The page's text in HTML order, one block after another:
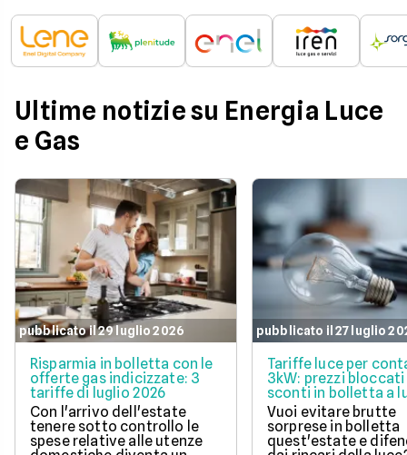
Ultime notizie su Energia Luce
e Gas
pubblicato il 29 luglio 2026
Risparmia in bolletta con le
offerte gas indicizzate: 3
tariffe di luglio 2026
Con l'arrivo dell'estate
tenere sotto controllo le
spese relative alle utenze
pubblicato il 27 luglio
Tariffe luce per
3kW: prezzi bloccati
sconti in bolletta a
2026
Vuoi evitare brutte
sorprese in bolletta
quest'estate e